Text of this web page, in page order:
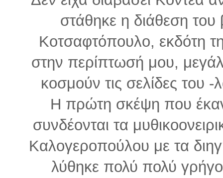
στάθηκε η διάθεση του
Κοτσαφτόπουλο, εκδότη
στην περίπτωσή μου,
κοσμούν τις σελίδες του
Η πρώτη σκέψη που
συνδέονται τα
Καλογεροπούλου με τα
λύθηκε πολύ πολύ